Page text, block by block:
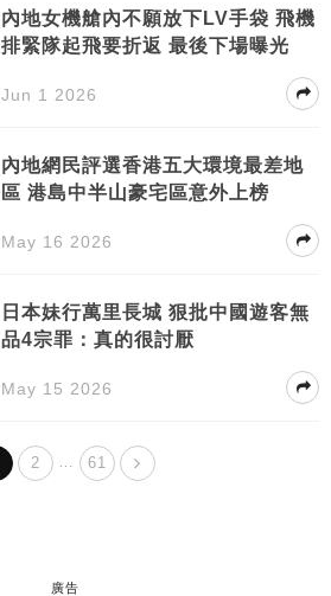
內地女機艙內不願放下LV手袋 飛機
排緊隊起飛要折返 最後下場曝光
Jun 1 2026
內地網民評選香港五大環境最差地
區 港島中半山豪宅區意外上榜
May 16 2026
日本妹行萬里長城 狠批中國遊客無
品4宗罪：真的很討厭
May 15 2026
2 … 61
廣告